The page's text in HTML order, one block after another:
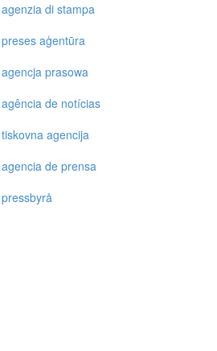
agenzia di stampa
preses aģentūra
agencja prasowa
agência de notícias
tiskovna agencija
agencia de prensa
pressbyrå